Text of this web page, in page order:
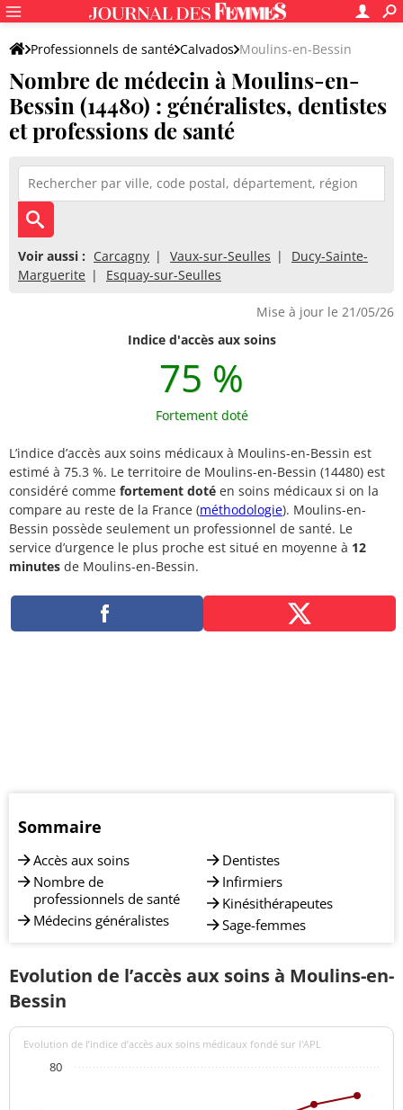
Professionnels de santé Calvados Moulins-en-Bessin
Nombre de médecin à Moulins-en-
Bessin (14480) : généralistes, dentistes
et professions de santé
Voir aussi : Carcagny Vaux-sur-Seulles
Ducy-Sainte-
Marguerite
Esquay-sur-Seulles
Mise à jour le 21/05/26
Indice d'accès aux soins
75 %
Fortement doté
L’indice d’accès aux soins médicaux à Moulins-en-Bessin est
estimé à 75.3 %. Le territoire de Moulins-en-Bessin (14480) est
considéré comme fortement doté en soins médicaux si on la
compare au reste de la France (méthodologie). Moulins-en-
Bessin possède seulement un professionnel de santé. Le
service d’urgence le plus proche est situé en moyenne à 12
minutes de Moulins-en-Bessin.
Sommaire
Accès aux soins
Nombre de
professionnels de santé
Médecins généralistes
Dentistes
Infirmiers
Kinésithérapeutes
Sage-femmes
Evolution de l’accès aux soins à Moulins-en-
Bessin
Evolution de l’indice d’accès aux soins médicaux fondé sur l'APL
80